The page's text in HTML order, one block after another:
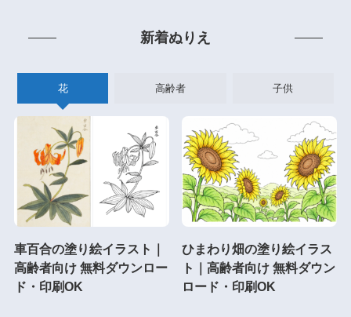
新着ぬりえ
花 高齢者 子供
車百合の塗り絵イラスト｜
高齢者向け 無料ダウンロー
ド・印刷OK
ひまわり畑の塗り絵イラス
ト｜高齢者向け 無料ダウン
ロード・印刷OK